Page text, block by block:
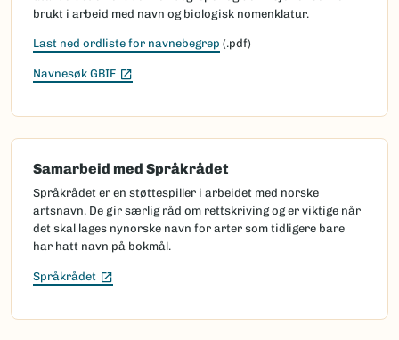
brukt i arbeid med navn og biologisk nomenklatur.
Last ned ordliste for navnebegrep (.pdf)
Navnesøk GBIF (Ekstern lenke)
Samarbeid med Språkrådet
Språkrådet er en støttespiller i arbeidet med norske
artsnavn. De gir særlig råd om rettskriving og er viktige når
det skal lages nynorske navn for arter som tidligere bare
har hatt navn på bokmål.
Språkrådet (Ekstern lenke)